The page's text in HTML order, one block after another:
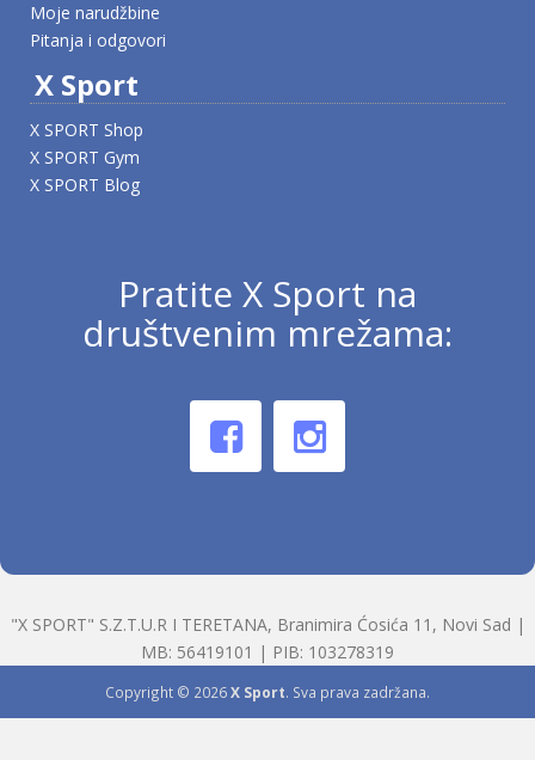
Moje narudžbine
Pitanja i odgovori
X Sport
X SPORT Shop
X SPORT Gym
X SPORT Blog
Pratite X Sport na
društvenim mrežama:
"X SPORT" S.Z.T.U.R I TERETANA, Branimira Ćosića 11, Novi Sad |
MB: 56419101 | PIB: 103278319
Copyright © 2026X Sport. Sva prava zadržana.